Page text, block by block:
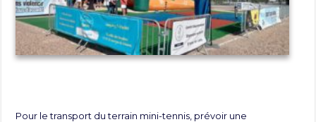
Pour le transport du terrain mini-tennis, prévoir une